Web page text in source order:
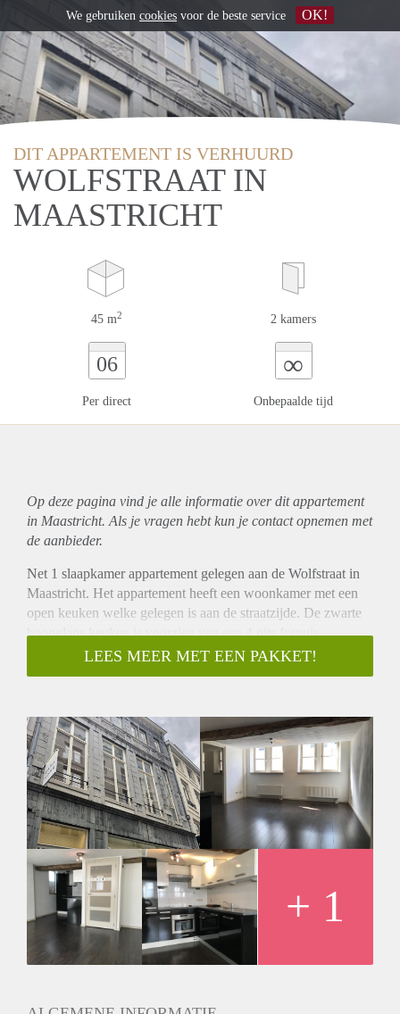
DIT APPARTEMENT IS VERHUURD
WOLFSTRAAT IN
MAASTRICHT
45 m2 2 kamers
06
Per direct
∞
Onbepaalde tijd
Op deze pagina vind je alle informatie over ditappartement
in Maastricht. Als je vragen hebt kun je contact opnemen met
de aanbieder.
Net 1 slaapkamer appartement gelegen aan de Wolfstraat in
Maastricht. Het appartement heeft een woonkamer met een
open keuken welke gelegen is aan de straatzijde. De zwarte
hoogglans keuken is voorzien van een 4 pits fornuis,
afzuigkap, oven, vaatwasser en koelkast. De nette badkamer
is voorzien van een bad/douche combinatie, toilet en
De huurprijs excl GWE bedraagt € 870,- Waarborgsom is
gelijk aan 2 x de maandhuur.
Niet geschikt voor woningdelers!!
LEES MEER MET EEN PAKKET!
+ 1
We gebruiken cookies voor de beste service OK!